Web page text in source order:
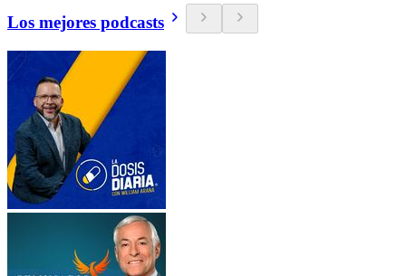
Los mejores podcasts